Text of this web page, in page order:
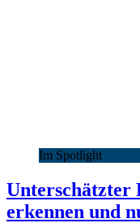
Im Spotlight
Unterschätzter
erkennen und